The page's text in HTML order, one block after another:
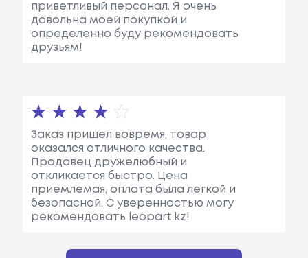
приветливый персонал. Я очень
довольна моей покупкой и
определенно буду рекомендовать
друзьям!
Заказ пришел вовремя, товар
оказался отличного качества.
Продавец дружелюбный и
откликается быстро. Цена
приемлемая, оплата была легкой и
безопасной. С уверенностью могу
рекомендовать leopart.kz!